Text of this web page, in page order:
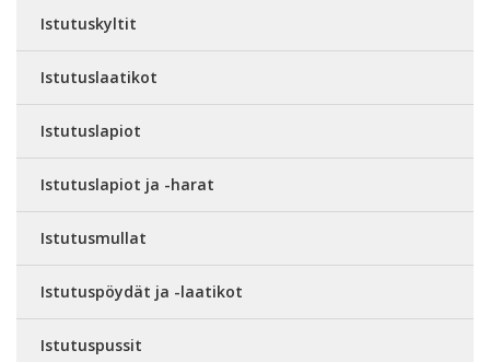
Istutuskyltit
Istutuslaatikot
Istutuslapiot
Istutuslapiot ja -harat
Istutusmullat
Istutuspöydät ja -laatikot
Istutuspussit